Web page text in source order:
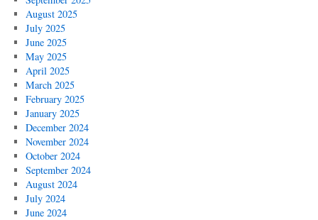
August 2025
July 2025
June 2025
May 2025
April 2025
March 2025
February 2025
January 2025
December 2024
November 2024
October 2024
September 2024
August 2024
July 2024
June 2024